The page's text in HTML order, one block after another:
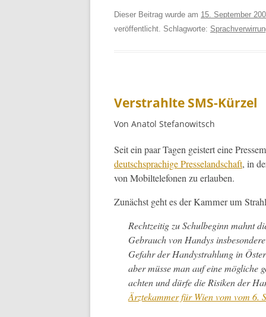
Dieser Beitrag wurde am 15. September
veröffentlicht. Schlagworte:
Verstrahlte SMS-Kürzel
Von Anatol Stefanowitsch
Seit ein paar Tagen geis­tert eine
deutschsprachige Pres­se­land­schaft, in
von Mobil­tele­fo­nen zu erlauben.
Zunächst geht es der Kam­mer um
Rechtzeit­ig zu Schul­be­ginn mah­nt
Gebrauch von Handys
Gefahr der Handys­trahlung in
aber müsse man auf eine mögliche
acht­en und dürfe die Risiken der
Ärztekam­mer für Wien vom vom 6.